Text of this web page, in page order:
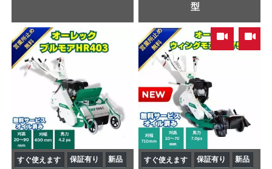
型
すぐ使えます 保証有り 新品 すぐ使えます 保証有り 新品